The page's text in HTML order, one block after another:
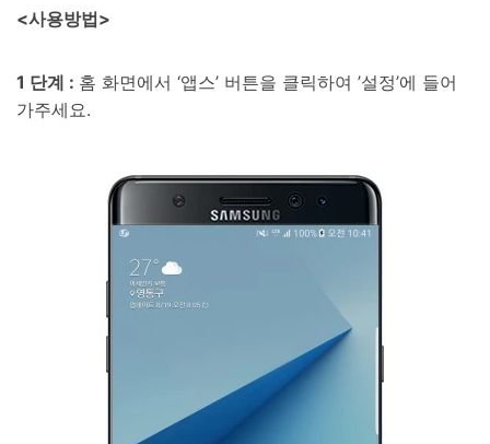
<사용방법>
1 단계 : 홈 화면에서 ‘앱스’ 버튼을 클릭하여 ’설정’에 들어
가주세요.